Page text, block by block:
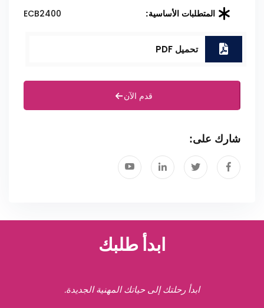
المتطلبات الأساسية: ECB2400
تحميل PDF
قدم الآن
شارك على:
ابدأ طلبك
ابدأ رحلتك إلى حياتك المهنية الجديدة.